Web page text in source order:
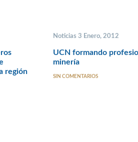
región
Noticias 3 Enero, 2012
UCN formando
minería
SIN COMENTARIOS